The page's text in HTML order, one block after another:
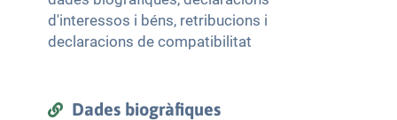
d'interessos i béns, retribucions i
declaracions de compatibilitat
Dades biogràfiques